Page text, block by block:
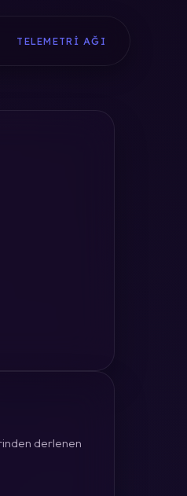
TELEMETRI AĞI
derlenen